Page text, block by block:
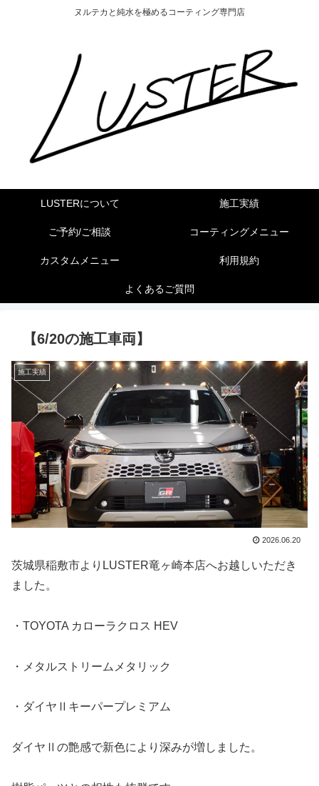
ヌルテカと純水を極めるコーティング専門店
LUSTERについて 施工実績
ご予約/ご相談 コーティングメニュー
カスタムメニュー 利用規約
よくあるご質問
【6/20の施工車両】
施工実績
2026.06.20
茨城県稲敷市よりLUSTER竜ヶ崎本店へお越しいただき
ました。
・TOYOTA カローラクロス HEV
・メタルストリームメタリック
・ダイヤⅡキーパープレミアム
ダイヤⅡの艶感で新色により深みが増しました。